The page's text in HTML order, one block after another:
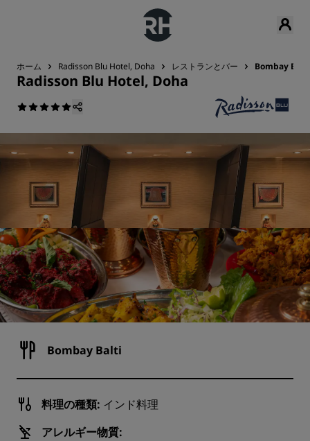
ホーム Radisson Blu Hotel, Doha レストランとバー Bombay Balti
Radisson Blu Hotel, Doha
Bombay Balti
料理の種類: インド料理
アレルギー物質: